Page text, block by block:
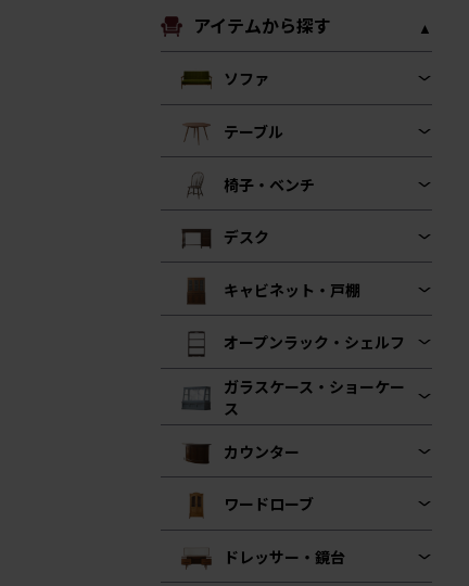
アイテムから探す
ソファ
テーブル
椅子・ベンチ
デスク
キャビネット・戸棚
オープンラック・シェルフ
ガラスケース・ショーケー
ス
カウンター
ワードローブ
ドレッサー・鏡台